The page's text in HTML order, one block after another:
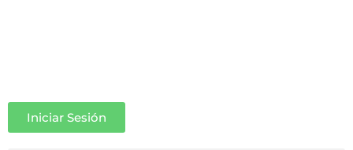
Iniciar Sesión